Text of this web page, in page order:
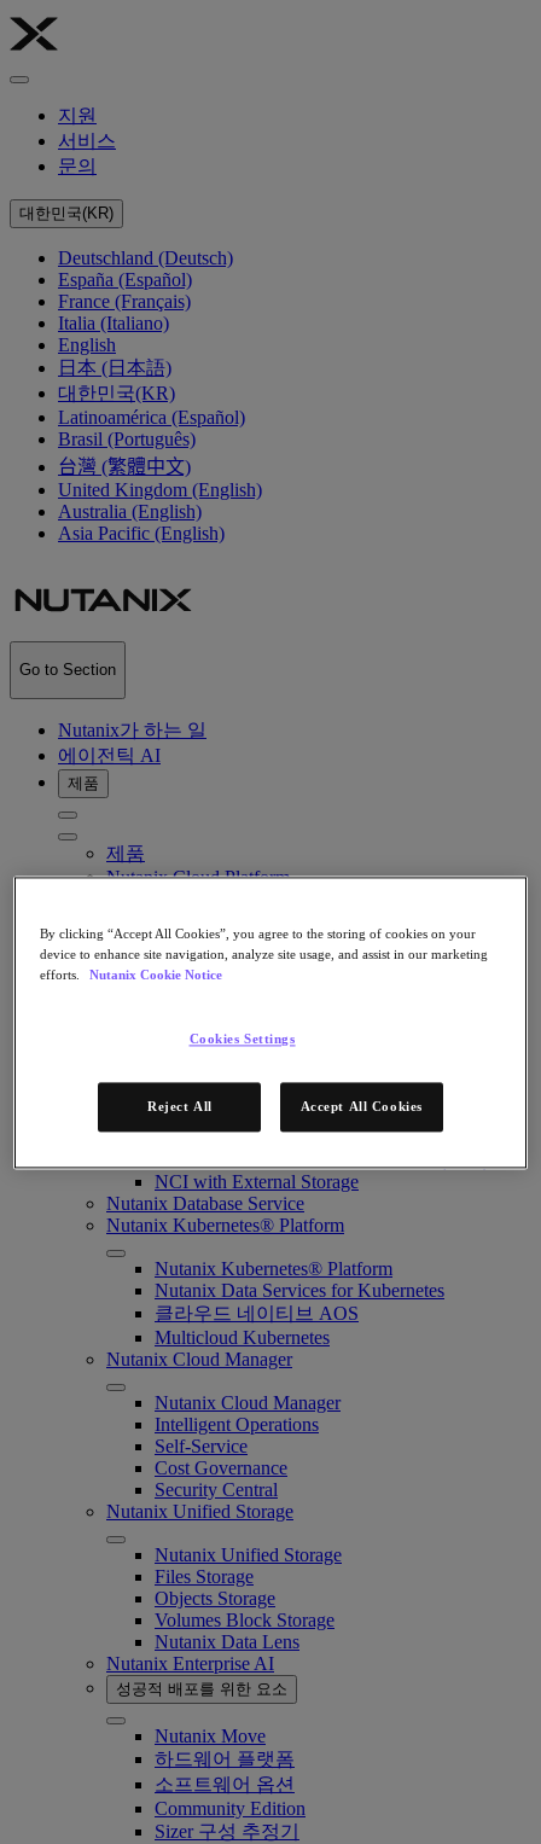
지원
서비스
문의
대한민국(KR)
Deutschland (Deutsch)
España (Español)
France (Français)
Italia (Italiano)
English
日本 (日本語)
대한민국(KR)
Latinoamérica (Español)
Brasil (Português)
台灣 (繁體中文)
United Kingdom (English)
Australia (English)
Asia Pacific (English)
Go to Section
Nutanix가 하는 일
에이전틱 AI
제품
제품
Nutanix Cloud Platform
Nutanix Central
Prism
Nutanix Cloud Infrastructure
Nutanix Cloud Infrastructure
AOS Storage
Nutanix Flow
Nutanix Cloud Clusters (NC2)
NCI with External Storage
Nutanix Database Service
Nutanix Kubernetes® Platform
Nutanix Kubernetes® Platform
Nutanix Data Services for Kubernetes
클라우드 네이티브 AOS
Multicloud Kubernetes
Nutanix Cloud Manager
Nutanix Cloud Manager
Intelligent Operations
Self-Service
Cost Governance
Security Central
Nutanix Unified Storage
Nutanix Unified Storage
Files Storage
Objects Storage
Volumes Block Storage
Nutanix Data Lens
Nutanix Enterprise AI
성공적 배포를 위한 요소
Nutanix Move
하드웨어 플랫폼
소프트웨어 옵션
Community Edition
Sizer 구성 추정기
By clicking “Accept All Cookies”, you agree to the storing of cookies on your
device to enhance site navigation, analyze site usage, and assist in our marketing
efforts.
Nutanix Cookie Notice
Cookies Settings
Reject All Accept All Cookies